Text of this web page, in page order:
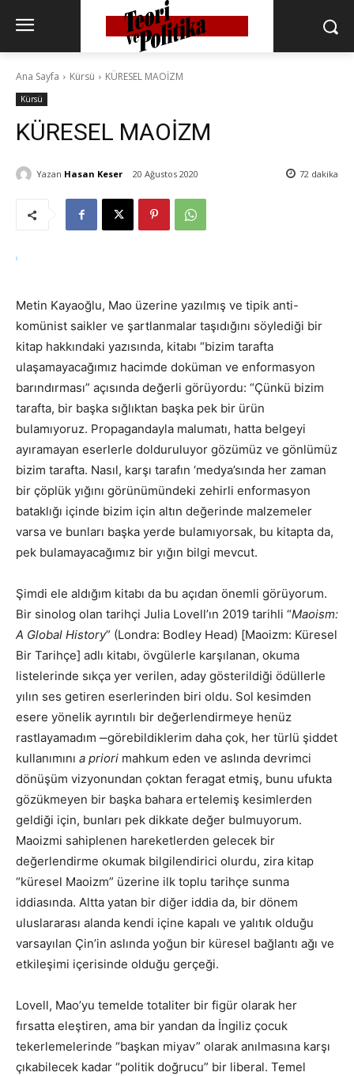
Ana Sayfa Kürsü KÜRESEL MAOİZM
Kürsü
KÜRESEL MAOİZM
Yazan Hasan Keser 20 Ağustos 2020 72 dakika
i
Metin Kayaoğlu, Mao üzerine yazılmış ve tipik anti-
komünist saikler ve şartlanmalar taşıdığını söylediği bir
kitap hakkındaki yazısında, kitabı “bizim tarafta
ulaşamayacağımız hacimde doküman ve enformasyon
barındırması” açısında değerli görüyordu: “Çünkü bizim
tarafta, bir başka sığlıktan başka pek bir ürün
bulamıyoruz. Propagandayla malumatı, hatta belgeyi
ayıramayan eserlerle dolduruluyor gözümüz ve gönlümüz
bizim tarafta. Nasıl, karşı tarafın ‘medya’sında her zaman
bir çöplük yığını görünümündeki zehirli enformasyon
bataklığı içinde bizim için altın değerinde malzemeler
varsa ve bunları başka yerde bulamıyorsak, bu kitapta da,
pek bulamayacağımız bir yığın bilgi mevcut.
Şimdi ele aldığım kitabı da bu açıdan önemli görüyorum.
Bir sinolog olan tarihçi Julia Lovell’ın 2019 tarihli “Maoism:
A Global History” (Londra: Bodley Head) [Maoizm: Küresel
Bir Tarihçe] adlı kitabı, övgülerle karşılanan, okuma
listelerinde sıkça yer verilen, aday gösterildiği ödüllerle
yılın ses getiren eserlerinden biri oldu. Sol kesimden
esere yönelik ayrıntılı bir değerlendirmeye henüz
rastlayamadım ‒görebildiklerim daha çok, her türlü şiddet
kullanımını a priori mahkum eden ve aslında devrimci
dönüşüm vizyonundan çoktan feragat etmiş, bunu ufukta
gözükmeyen bir başka bahara ertelemiş kesimlerden
geldiği için, bunları pek dikkate değer bulmuyorum.
Maoizmi sahiplenen hareketlerden gelecek bir
değerlendirme okumak bilgilendirici olurdu, zira kitap
“küresel Maoizm” üzerine ilk toplu tarihçe sunma
iddiasında. Altta yatan bir diğer iddia da, bir dönem
uluslararası alanda kendi içine kapalı ve yalıtık olduğu
varsayılan Çin’in aslında yoğun bir küresel bağlantı ağı ve
etkileşimi içerisinde olduğu gerçeği.
Lovell, Mao’yu temelde totaliter bir figür olarak her
fırsatta eleştiren, ama bir yandan da İngiliz çocuk
tekerlemelerinde “başkan miyav” olarak anılmasına karşı
çıkabilecek kadar “politik doğrucu” bir liberal. Temel